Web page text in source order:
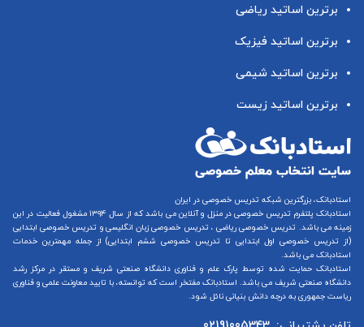
برترین اساتید ریاضی
برترین اساتید فیزیک
برترین اساتید شیمی
برترین اساتید زیست
استادبانک، بزرگترین شبکه تدریس خصوصی در ایران
استادبانک پلتفرم تدریس خصوصی در منزل و آنلاین
می باشد که از سال ۱۳۹۴ مشغول فعالیت در این
زمینه می باشد. تدریس خصوصی ریاضی ، تدریس خصوصی زبان انگلیسیو تدریس خصوصی ابتدایی
(از تدریس خصوصی اول ابتدایی تا تدریس خصوصی ششم ابتدایی) از جمله مهمترین خدمات
استادبانک می باشد.
استادبانک حمایت شده توسط پارک علم و فناوری دانشگاه صنعتی شریف و مستقر در مرکز رشد
دانشگاه صنعتی شریف می باشد. استادبانک مفتخر است که توانسته، با تایید معاونت علمی و فناوری
ریاست جمهوری به درجه دانش بنیانی نائل شود.